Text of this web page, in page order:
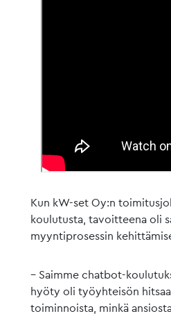
Kun kW-set Oy:n
koulutusta, tavoitteena oli
myyntiprosessin
– Saimme chatbot-
hyöty oli työyhteisön
toiminnoista, minkä